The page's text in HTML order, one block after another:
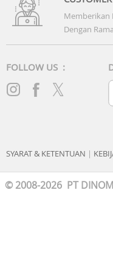
Memberikan
Dengan
FOLLOW US :
SYARAT & KETENTUAN |
© 2008-2026 PT